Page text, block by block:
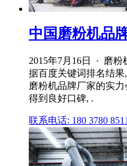
中国磨粉机品
2015年7月16日 · 磨
据百度关键词排名结果
磨粉机品牌厂家的实
得到良好口碑, .
联系电话: 180 3780 8511